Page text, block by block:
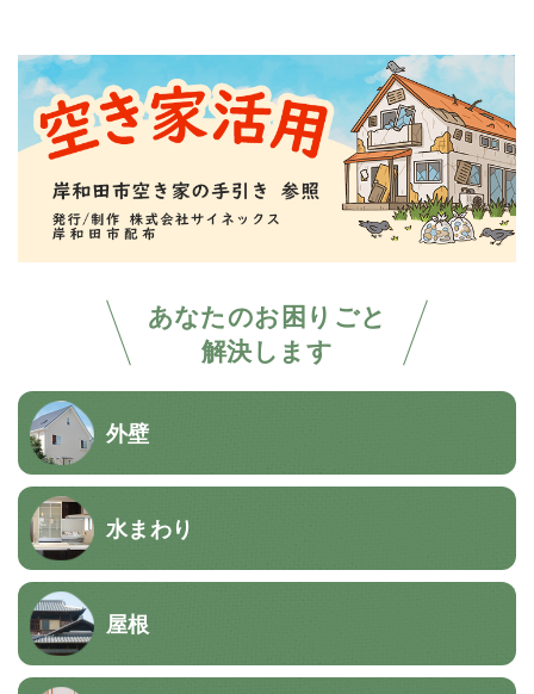
あなたのお困りごと
解決します
外壁
水まわり
屋根